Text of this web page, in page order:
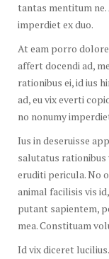
tantas mentitum ne.
imperdiet ex duo.
At eam porro
affert docendi ad,
rationibus ei, id ius
ad, eu vix everti
no nonumy
Ius in deseruisse
salutatus rationibus
eruditi pericula. No
animal facilisis vis
putant sapientem,
mea. Constituam
Id vix diceret